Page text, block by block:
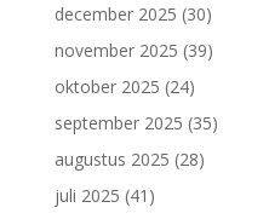
december 2025 (30)
november 2025 (39)
oktober 2025 (24)
september 2025 (35)
augustus 2025 (28)
juli 2025 (41)